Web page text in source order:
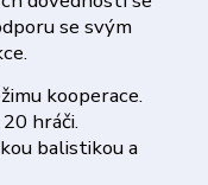
se svým
kooperace.
hráči.
balistikou a